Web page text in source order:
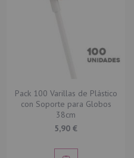
Pack 100 Varillas de Plástico
con Soporte para Globos
38cm
5,90 €